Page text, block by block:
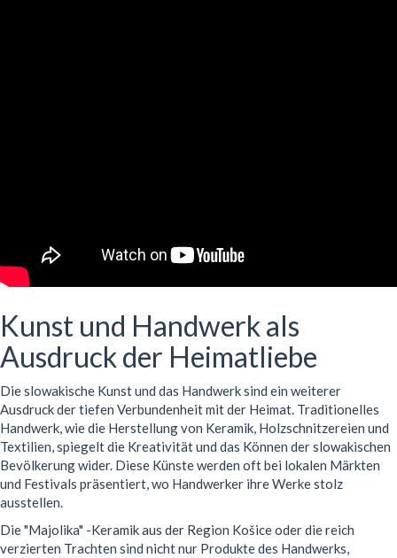
Kunst und Handwerk als
Ausdruck der Heimatliebe
Die slowakische Kunst und das Handwerk sind ein weiterer
Ausdruck der tiefen Verbundenheit mit der Heimat. Traditionelles
Handwerk, wie die Herstellung von Keramik, Holzschnitzereien und
Textilien, spiegelt die Kreativität und das Können der slowakischen
Bevölkerung wider. Diese Künste werden oft bei lokalen Märkten
und Festivals präsentiert, wo Handwerker ihre Werke stolz
ausstellen.
Die "Majolika" -Keramik aus der Region Košice oder die reich
verzierten Trachten sind nicht nur Produkte des Handwerks,